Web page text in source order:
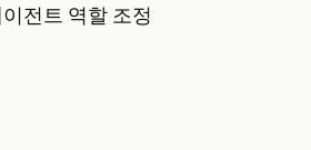
전트 역할 조정